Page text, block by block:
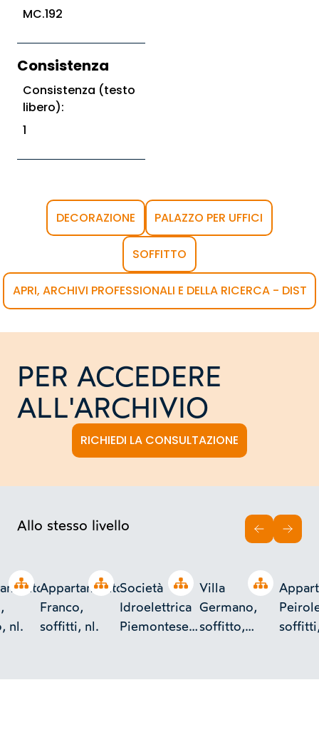
MC.192
Consistenza
Consistenza (testo
libero):
1
DECORAZIONE PALAZZO PER UFFICI
SOFFITTO
APRI, ARCHIVI PROFESSIONALI E DELLA RICERCA - DIST
PER ACCEDERE
ALL'ARCHIVIO
RICHIEDI LA CONSULTAZIONE
Allo stesso livello
Open tree
nl.
Open tree
Appartamento
Franco,
soffitti, nl.
Open tree
Società
Idroelettrica
Piemontese
Open tree
Villa
Germano,
soffitto,
INDIETRO